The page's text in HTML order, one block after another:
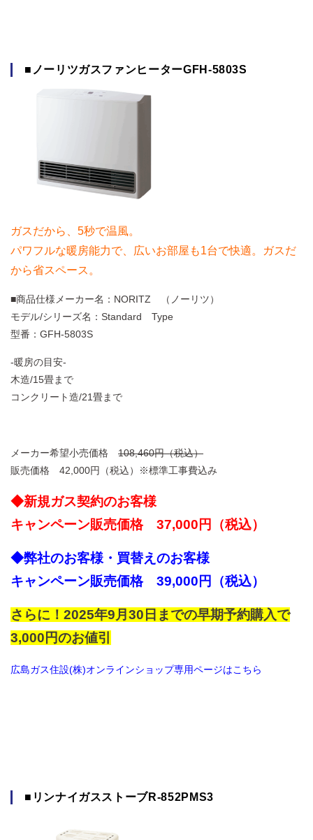
■ノーリツガスファンヒーターGFH-5803S
ガスだから、5秒で温風。
パワフルな暖房能力で、広いお部屋も1台で快適。
ガスだ
から省スペース。
■商品仕様メーカー名：NORITZ （ノーリツ）
モデル/シリーズ名：Standard Type
型番：GFH-5803S
-暖房の目安-
木造/15畳まで
コンクリート造/21畳まで
メーカー希望小売価格 108,460円（税込）
販売価格 42,000円（税込）※標準工事費込み
◆新規ガス契約のお客様
キャンペーン販売価格 37,000円（税込）
◆弊社のお客様・買替えのお客様
キャンペーン販売価格 39,000円（税込）
さらに！2025年9月30日までの早期予約購入で
3,000円のお値引
広島ガス住設(株)オンラインショップ専用ページはこちら
■リンナイガスストーブR-852PMS3